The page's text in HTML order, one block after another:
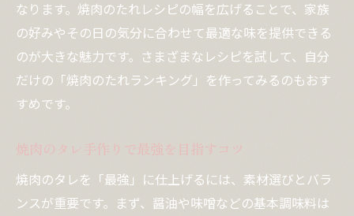
なります。焼肉のたれレシピの幅を広げることで、家族
の好みやその日の気分に合わせて最適な味を提供できる
のが大きな魅力です。さまざまなレシピを試して、自分
だけの「焼肉のたれランキング」を作ってみるのもおす
すめです。
焼肉のタレ手作りで最強を目指すコツ
焼肉のタレを「最強」に仕上げるには、素材選びとバラ
ンスが重要です。まず、醤油や味噌などの基本調味料は